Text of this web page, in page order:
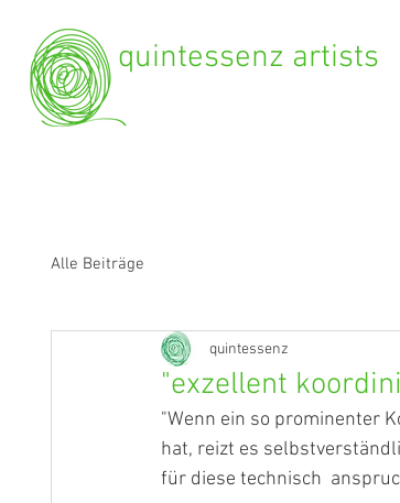
quintessenz artists
Alle Beiträge
"exzellent
quintessenz
"Wenn ein so prominenter
hat, reizt es
für diese technisch